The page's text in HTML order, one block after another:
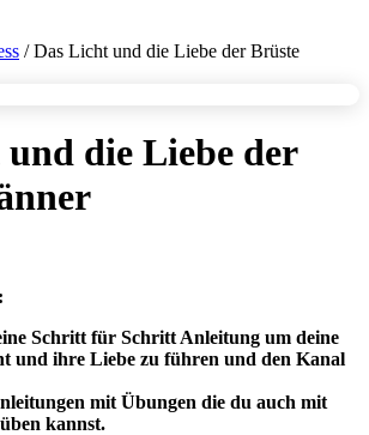
/ Das Licht und die Liebe der Brüste
die Liebe der
Schritt für Schritt Anleitung um deine
und ihre Liebe zu führen und den Kanal
mit Übungen die du auch mit
kannst.